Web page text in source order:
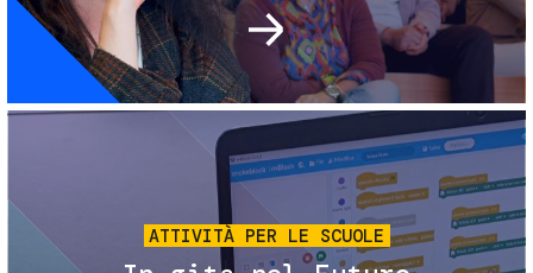
Immagine
ATTIVITÀ PER LE SCUOLE